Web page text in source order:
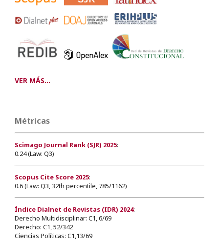
VER MÁS...
Métricas
Scimago Journal Rank (SJR) 2025:
0.24 (Law: Q3)
Scopus Cite Score 2025:
0.6 (Law: Q3, 32th percentile, 785/1162)
Índice Dialnet de Revistas (IDR) 2024:
Derecho Multidisciplinar: C1, 6/69
Derecho: C1, 52/342
Ciencias Políticas: C1,13/69